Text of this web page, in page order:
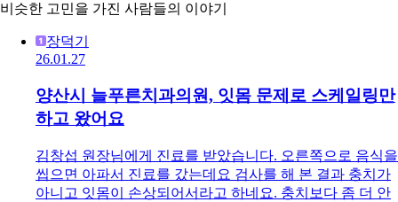
비슷한 고민을 가진 사람들의 이야기
장덕기
26.01.27
양산시 늘푸른치과의원, 잇몸 문제로 스케일링만
하고 왔어요
김창섭 원장님에게 진료를 받았습니다. 오른쪽으로 음식을
씹으면 아파서 진료를 갔는데요 검사를 해 본 결과 충치가
아니고 잇몸이 손상되어서라고 하네요. 충치보다 좀 더 안